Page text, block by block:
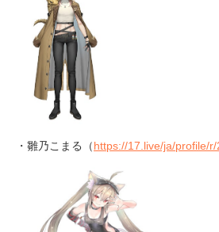
・雛乃こまる（https://17.live/ja/profile/r/